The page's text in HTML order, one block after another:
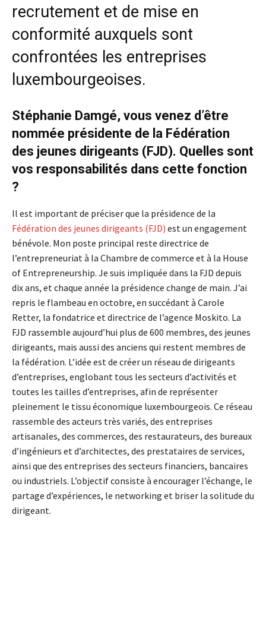
recrutement et de mise en
conformité auxquels sont
confrontées les entreprises
luxembourgeoises.
Stéphanie Damgé, vous venez d’être
nommée présidente de la Fédération
des jeunes dirigeants (FJD). Quelles sont
vos responsabilités dans cette fonction
?
Il est important de préciser que la présidence de la
Fédération des jeunes dirigeants (FJD) est un engagement
bénévole. Mon poste principal reste directrice de
l’entrepreneuriat à la Chambre de commerce et à la House
of Entrepreneurship. Je suis impliquée dans la FJD depuis
dix ans, et chaque année la présidence change de main. J’ai
repris le flambeau en octobre, en succédant à Carole
Retter, la fondatrice et directrice de l’agence Moskito. La
FJD rassemble aujourd’hui plus de 600 membres, des jeunes
dirigeants, mais aussi des anciens qui restent membres de
la fédération. L’idée est de créer un réseau de dirigeants
d’entreprises, englobant tous les secteurs d’activités et
toutes les tailles d’entreprises, afin de représenter
pleinement le tissu économique luxembourgeois. Ce réseau
rassemble des acteurs très variés, des entreprises
artisanales, des commerces, des restaurateurs, des bureaux
d’ingénieurs et d’architectes, des prestataires de services,
ainsi que des entreprises des secteurs financiers, bancaires
ou industriels. L’objectif consiste à encourager l’échange, le
partage d’expériences, le networking et briser la solitude du
dirigeant.